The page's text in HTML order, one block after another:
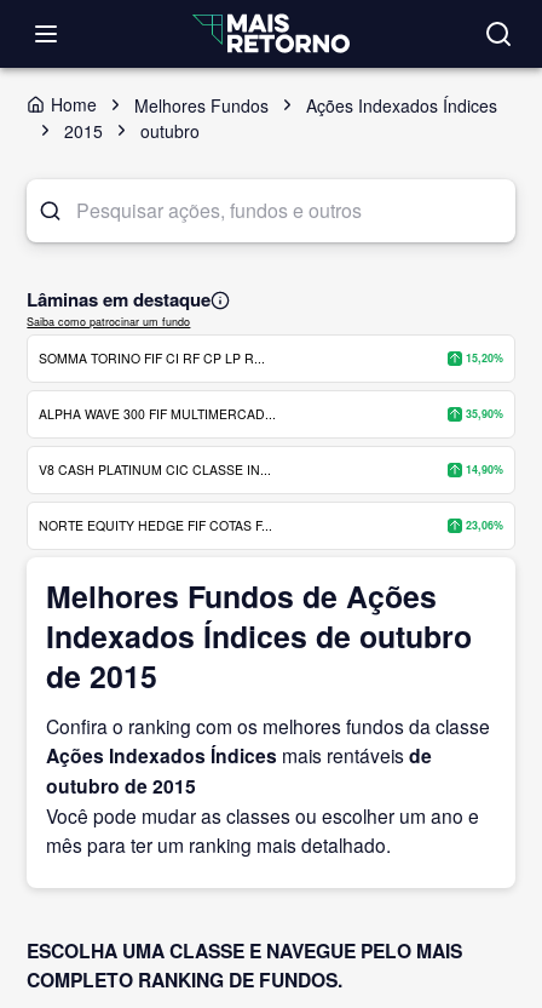
Home Melhores Fundos
Ações Indexados Índices
2015
outubro
Lâminas em destaque
Saiba como patrocinar um fundo
SOMMA TORINO FIF CI RF CP LP R... 15,20%
ALPHA WAVE 300 FIF MULTIMERCAD... 35,90%
V8 CASH PLATINUM CIC CLASSE IN... 14,90%
NORTE EQUITY HEDGE FIF COTAS F... 23,06%
Melhores Fundos de Ações
Indexados Índices de outubro
de 2015
Confira o ranking com os melhores fundos da classe
Ações Indexados Índices mais rentáveisde
outubro de 2015
Você pode mudar as classes ou escolher um ano e
mês para ter um ranking mais detalhado.
ESCOLHA UMA CLASSE E NAVEGUE PELO MAIS
COMPLETO RANKING DE FUNDOS.